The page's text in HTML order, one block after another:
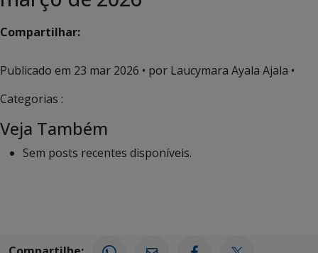
Compartilhar:
Publicado em 23 mar 2026 • por Laucymara Ayala Ajala •
Categorias :
Veja Também
Sem posts recentes disponíveis.